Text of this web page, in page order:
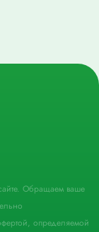
Обращаем ваше
определяемой